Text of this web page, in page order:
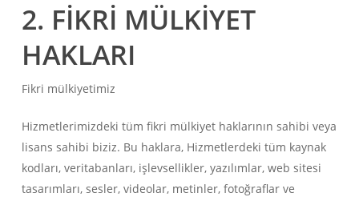
2. FİKRİ MÜLKİYET
HAKLARI
Fikri mülkiyetimiz
Hizmetlerimizdeki tüm fikri mülkiyet haklarının sahibi veya
lisans sahibi biziz. Bu haklara, Hizmetlerdeki tüm kaynak
kodları, veritabanları, işlevsellikler, yazılımlar, web sitesi
tasarımları, sesler, videolar, metinler, fotoğraflar ve